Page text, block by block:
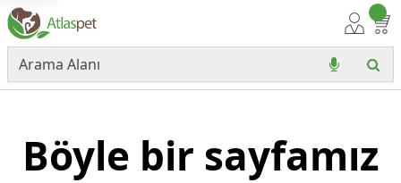
Böyle bir sayfamız